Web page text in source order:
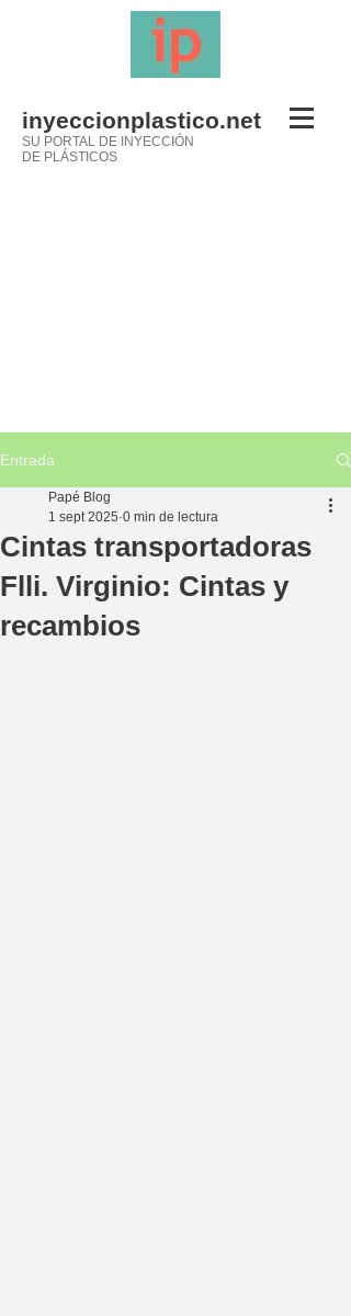
inyeccionplastico.net
SU PORTAL DE INYECCIÓN
DE PLÁSTICOS
Entrada
Cintas transportadoras
Flli. Virginio: Cintas y
recambios
Papé Blog
1 sept 2025 0 min de lectura